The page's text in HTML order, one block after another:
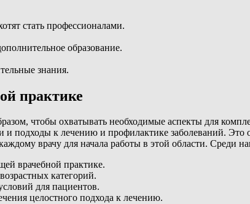
стать профессионалами.
образование.
знания.
практике
чтобы охватывать необходимые аспекты для
подходы к лечению и профилактике заболеваний. Это
врачу для начала работы в этой области. Среди
врачебной практике.
категорий.
для пациентов.
целостного подхода к лечению.